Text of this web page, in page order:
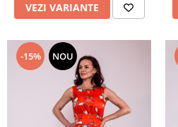
VEZI VARIANTE
-15% NOU